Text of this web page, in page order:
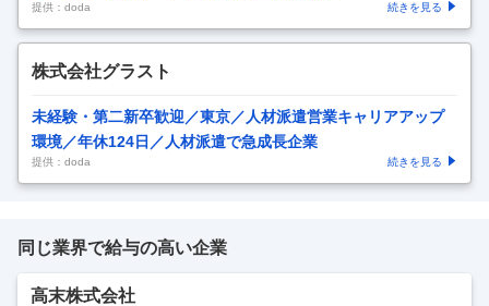
提供：doda 続きを見る
株式会社グラスト
未経験・第二新卒歓迎／東京／人材派遣営業キャリアアップ
環境／年休124日／人材派遣で急成長企業
提供：doda 続きを見る
同じ業界で給与の高い企業
高末株式会社